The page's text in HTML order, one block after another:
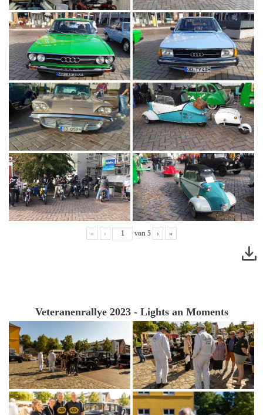
« ‹ von 5 › »
Veteranenrallye 2023 - Lights an Moments